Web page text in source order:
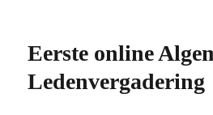
Eerste online
Ledenvergadering